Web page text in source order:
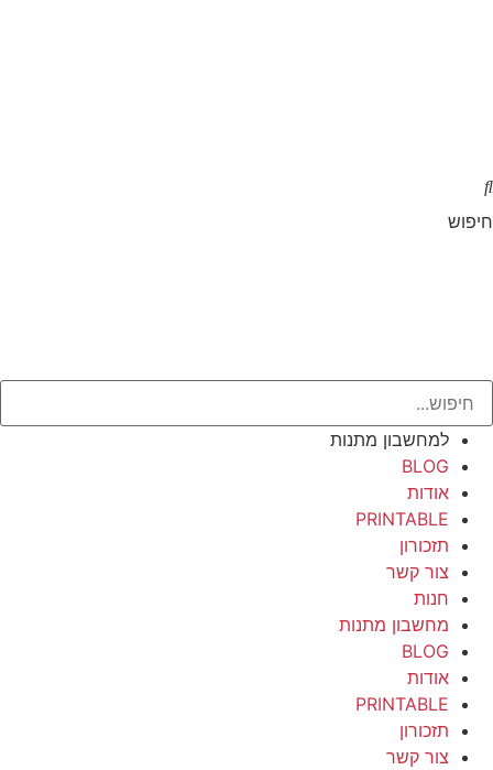
חיפוש
למחשבון מתנות
BLOG
אודות
PRINTABLE
תזכורון
צור קשר
חנות
מחשבון מתנות
BLOG
אודות
PRINTABLE
תזכורון
צור קשר